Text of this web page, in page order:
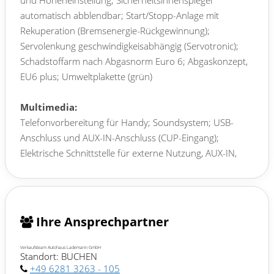
automatisch abblendbar; Start/Stopp-Anlage mit
Rekuperation (Bremsenergie-Rückgewinnung);
Servolenkung geschwindigkeisabhängig (Servotronic);
Schadstoffarm nach Abgasnorm Euro 6; Abgaskonzept,
EU6 plus; Umweltplakette (grün)
Multimedia:
Telefonvorbereitung für Handy; Soundsystem; USB-
Anschluss und AUX-IN-Anschluss (CUP-Eingang);
Elektrische Schnittstelle für externe Nutzung, AUX-IN,
System; Sprachsteuerung; Bluetooth Audio-Streaming;
Full LInk; Musikstreaming integriert
Assistenzsysteme:
Berganfahrassistent; Rückfahrkamera; Mit
Ihre Ansprechpartner
Verkaufsteam Autohaus Lademann GmbH
Standort: BUCHEN
+49 6281 3263 - 105